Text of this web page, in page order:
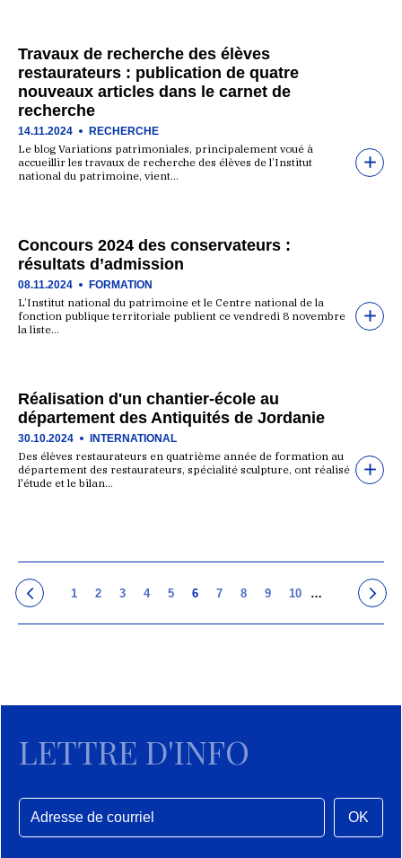
Travaux de recherche des élèves
restaurateurs : publication de quatre
nouveaux articles dans le carnet de
recherche
14.11.2024 RECHERCHE
Le blog Variations patrimoniales, principalement voué à
accueillir les travaux de recherche des élèves de l’Institut
national du patrimoine, vient…
Concours 2024 des conservateurs :
résultats d’admission
08.11.2024 FORMATION
L’Institut national du patrimoine et le Centre national de la
fonction publique territoriale publient ce vendredi 8 novembre
la liste…
Réalisation d'un chantier-école au
département des Antiquités de Jordanie
30.10.2024 INTERNATIONAL
Des élèves restaurateurs en quatrième année de formation au
département des restaurateurs, spécialité sculpture, ont réalisé
l'étude et le bilan…
1 2 3 4 5 6 7 8 9 10 …
LETTRE D'INFO
OK